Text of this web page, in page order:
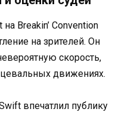
Breakin’ Convention
на зрителей. Он
скорость,
движениях.
впечатлил публику